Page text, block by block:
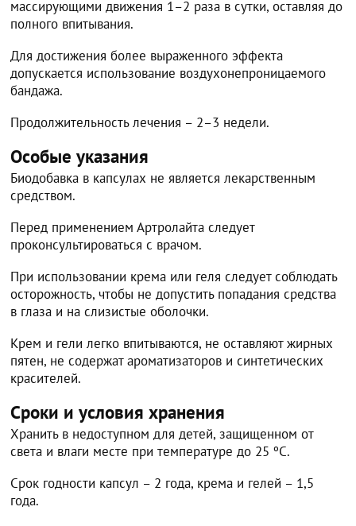
массирующими движения 1–2 раза в сутки, оставляя до
полного впитывания.
Для достижения более выраженного эффекта
допускается использование воздухонепроницаемого
бандажа.
Продолжительность лечения – 2–3 недели.
Особые указания
Биодобавка в капсулах не является лекарственным
средством.
Перед применением Артролайта следует
проконсультироваться с врачом.
При использовании крема или геля следует соблюдать
осторожность, чтобы не допустить попадания средства
в глаза и на слизистые оболочки.
Крем и гели легко впитываются, не оставляют жирных
пятен, не содержат ароматизаторов и синтетических
красителей.
Сроки и условия хранения
Хранить в недоступном для детей, защищенном от
света и влаги месте при температуре до 25 ºС.
Срок годности капсул – 2 года, крема и гелей – 1,5
года.